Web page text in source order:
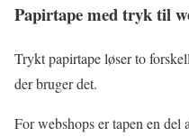
Papirtape med tryk til
Trykt papirtape løser to
der bruger det.
For webshops er tapen en del